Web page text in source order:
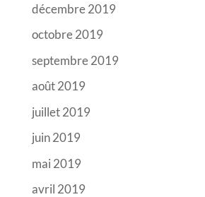
décembre 2019
octobre 2019
septembre 2019
août 2019
juillet 2019
juin 2019
mai 2019
avril 2019